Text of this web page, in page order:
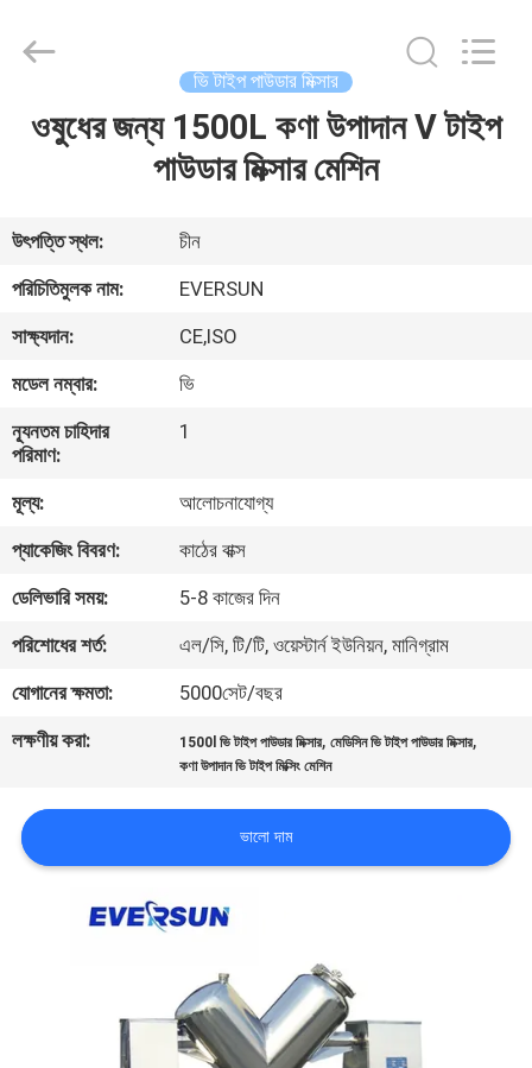
বাড়ি
VR
প্রদর্শন
আমাদের
সম্পর্কে
কারখানা
ভ্রমণ
মান
নিয়ন্ত্রণ
যোগাযোগ
উদ্ধৃতির
ভি টাইপ পাউডার মিক্সার
ওষুধের জন্য 1500L কণা উপাদান V টাইপ
পাউডার মিক্সার মেশিন
উৎপত্তি স্থল:
চীন
পরিচিতিমুলক নাম:
EVERSUN
সাক্ষ্যদান:
CE,ISO
মডেল নম্বার:
ভি
ন্যূনতম চাহিদার
পরিমাণ:
1
মূল্য:
আলোচনাযোগ্য
প্যাকেজিং বিবরণ:
কাঠের বাক্স
ডেলিভারি সময়:
5-8 কাজের দিন
পরিশোধের শর্ত:
এল/সি, টি/টি, ওয়েস্টার্ন ইউনিয়ন, মানিগ্রাম
যোগানের ক্ষমতা:
5000সেট/বছর
লক্ষণীয় করা:
1500l ভি টাইপ পাউডার মিক্সার,মেডিসিন ভি টাইপ পাউডার মিক্সার,
কণা উপাদান ভি টাইপ মিক্সিং মেশিন
ভালো দাম